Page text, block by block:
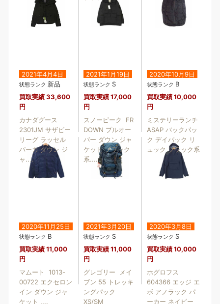
2021年4月4日
状態ランク 新品
買取実績33,600
円
カナダグース
2301JM サザビー
リーグ ラッセル
パーカ ダウン ジ
ャ....
2021年1月19日
状態ランク S
買取実績17,000
円
スノーピーク FR
DOWN プルオー
バー ダウン ジャ
ケット ブラック
系....
2020年10月9日
状態ランク B
買取実績10,000
円
ミステリーランチ
ASAP バックパッ
ク デイパック リ
ュック ブラック系
2020年11月25日
状態ランク B
買取実績11,000
円
マムート 1013-
00722 エクセロン
イン ダウン ジャ
ケット ....
2021年3月20日
状態ランク S
買取実績11,000
円
グレゴリー メイ
ブン 55 トレッキ
ングパック
XS/SM
2020年3月8日
状態ランク S
買取実績10,000
円
ホグロフス
604366 エッジ エ
ボ アノラック パ
ーカー ネイビー